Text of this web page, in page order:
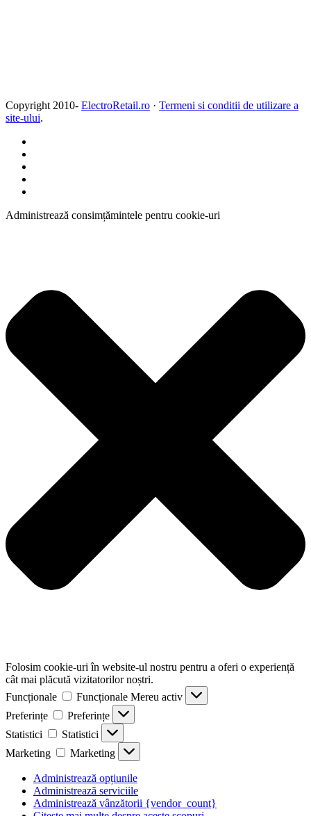
Copyright 2010- ElectroRetail.ro · Termeni si conditii de utilizare a
site-ului.
Administrează consimțămintele pentru cookie-uri
Folosim cookie-uri în website-ul nostru pentru a oferi o experiență
cât mai plăcută vizitatorilor noștri.
Funcționale
Funcționale Mereu activ
Preferințe
Preferințe
Statistici
Statistici
Marketing
Marketing
Administrează opțiunile
Administrează serviciile
Administrează vânzătorii {vendor_count}